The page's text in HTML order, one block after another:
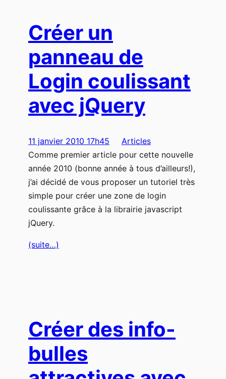
Créer un
panneau de
Login coulissant
avec jQuery
11 janvier 2010 17h45
Articles
Comme premier article pour cette nouvelle
année 2010 (bonne année à tous d’ailleurs!),
j’ai décidé de vous proposer un tutoriel très
simple pour créer une zone de login
coulissante grâce à la librairie javascript
jQuery.
(suite…)
Créer des info-
bulles